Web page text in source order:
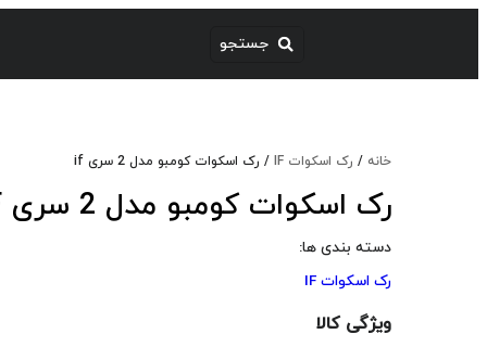
خانه / رک اسکوات IF / رک اسکوات کومبو مدل 2 سری if
رک اسکوات کومبو مدل 2 سری IF
دسته بندی ها:
رک اسکوات IF
ویژگی کالا